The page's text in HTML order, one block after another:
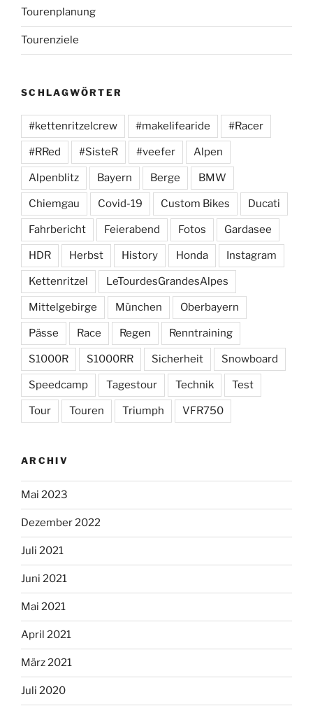
Tourenplanung
Tourenziele
SCHLAGWÖRTER
#kettenritzelcrew #makelifearide #Racer
#RRed #SisteR #veefer Alpen
Alpenblitz Bayern Berge BMW
Chiemgau Covid-19 Custom Bikes Ducati
Fahrbericht Feierabend Fotos Gardasee
HDR Herbst History Honda Instagram
Kettenritzel LeTourdesGrandesAlpes
Mittelgebirge München Oberbayern
Pässe Race Regen Renntraining
S1000R S1000RR Sicherheit Snowboard
Speedcamp Tagestour Technik Test
Tour Touren Triumph VFR750
ARCHIV
Mai 2023
Dezember 2022
Juli 2021
Juni 2021
Mai 2021
April 2021
März 2021
Juli 2020